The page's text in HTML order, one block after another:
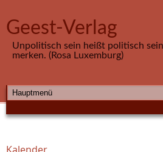
Geest-Verlag
Unpolitisch sein heißt politisch
merken. (Rosa Luxemburg)
HAUPTMENÜ
Sie sind hier